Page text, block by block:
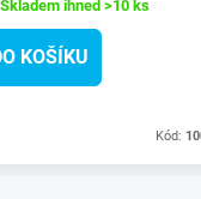
Skladem ihned >10 ks
KOŠÍKU
Kód: